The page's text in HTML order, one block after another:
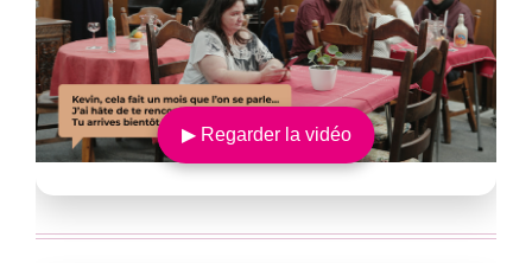
▶ Regarder la vidéo